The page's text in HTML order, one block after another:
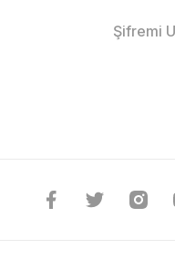
Şifremi